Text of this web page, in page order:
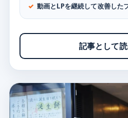
動画とLPを継続して改善した
記事として